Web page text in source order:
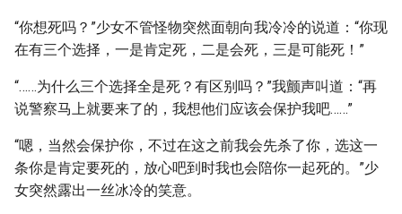
“你想死吗？”少女不管怪物突然面朝向我冷冷的说道：“你现
在有三个选择，一是肯定死，二是会死，三是可能死！”
“……为什么三个选择全是死？有区别吗？”我颤声叫道：“再
说警察马上就要来了的，我想他们应该会保护我吧……”
“嗯，当然会保护你，不过在这之前我会先杀了你，选这一
条你是肯定要死的，放心吧到时我也会陪你一起死的。”少
女突然露出一丝冰冷的笑意。